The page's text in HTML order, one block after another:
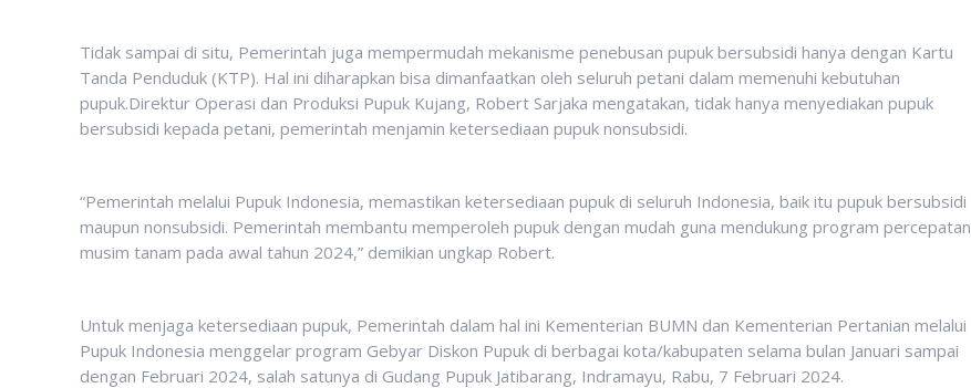
Tidak sampai di situ, Pemerintah juga mempermudah mekanisme penebusan pupuk bersubsidi hanya dengan Kartu
Tanda Penduduk (KTP). Hal ini diharapkan bisa dimanfaatkan oleh seluruh petani dalam memenuhi kebutuhan
pupuk.Direktur Operasi dan Produksi Pupuk Kujang, Robert Sarjaka mengatakan, tidak hanya menyediakan pupuk
bersubsidi kepada petani, pemerintah menjamin ketersediaan pupuk nonsubsidi.
“Pemerintah melalui Pupuk Indonesia, memastikan ketersediaan pupuk di seluruh Indonesia, baik itu pupuk bersubsidi
maupun nonsubsidi. Pemerintah membantu memperoleh pupuk dengan mudah guna mendukung program percepatan
musim tanam pada awal tahun 2024,” demikian ungkap Robert.
Untuk menjaga ketersediaan pupuk, Pemerintah dalam hal ini Kementerian BUMN dan Kementerian Pertanian melalui
Pupuk Indonesia menggelar program Gebyar Diskon Pupuk di berbagai kota/kabupaten selama bulan Januari sampai
dengan Februari 2024, salah satunya di Gudang Pupuk Jatibarang, Indramayu, Rabu, 7 Februari 2024.